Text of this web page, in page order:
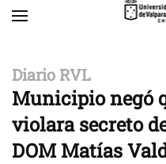
Diario RVL
Municipio negó
violara secreto
DOM Matías